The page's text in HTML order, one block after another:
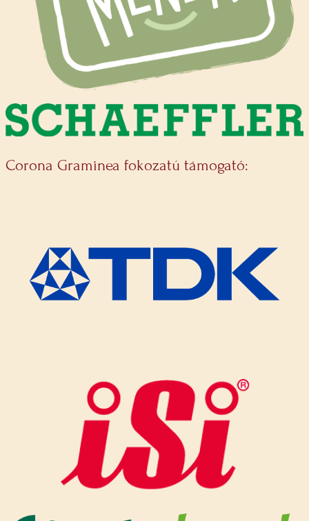
Corona Graminea fokozatú támogató: